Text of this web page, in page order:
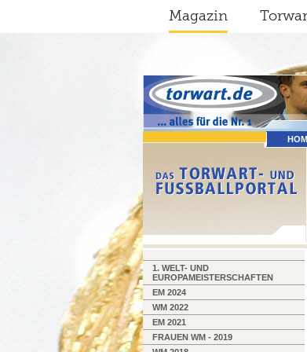
Magazin
1. WELT- UND
EUROPAMEISTERSCHAFTEN
EM 2024
WM 2022
EM 2021
FRAUEN WM - 2019